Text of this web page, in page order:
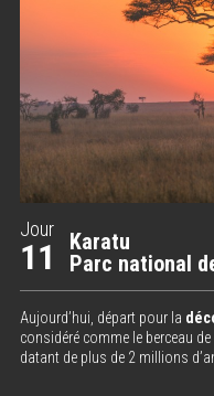
Jour
11
Karatu
Parc national
Aujourd’hui, départ pour la
considéré comme le berceau
datant de plus de 2 millions